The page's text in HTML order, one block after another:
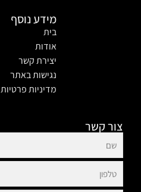
מידע נוסף
בית
אודות
יצירת קשר
נגישות באתר
מדיניות פרטיות
צור קשר